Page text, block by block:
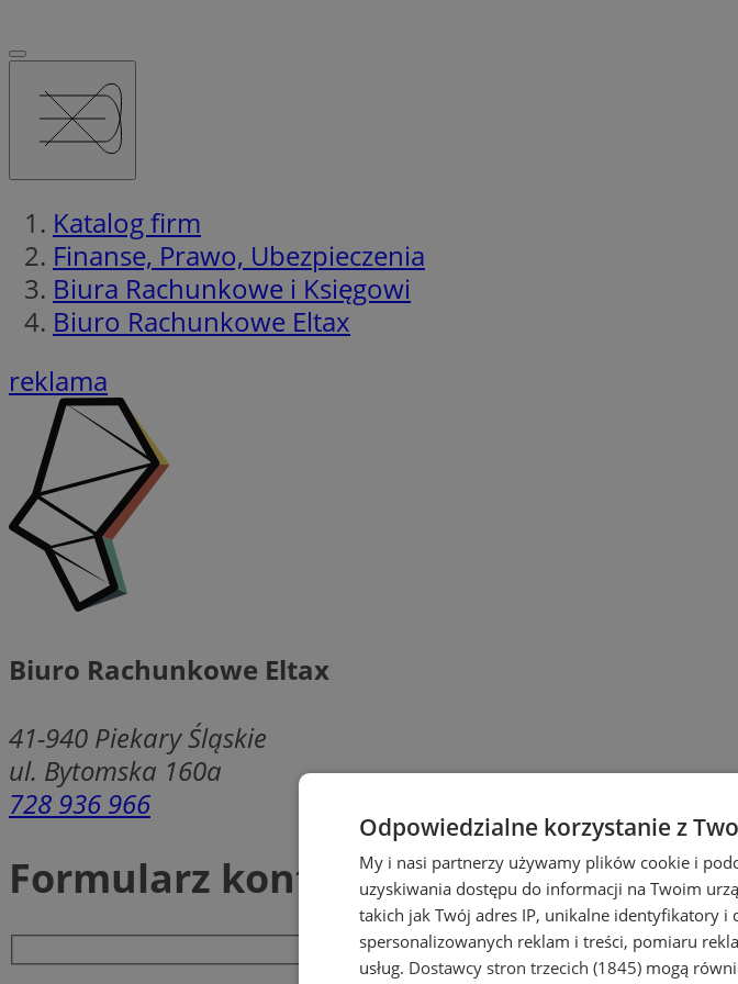
Katalog firm
Finanse, Prawo, Ubezpieczenia
Biura Rachunkowe i Księgowi
Biuro Rachunkowe Eltax
reklama
Biuro Rachunkowe Eltax
41-940 Piekary Śląskie
ul. Bytomska 160a
728 936 966
Formularz kontaktowy
Odpowiedzialne korzystanie z
My i nasi partnerzy używamy plików cookie i
uzyskiwania dostępu do informacji na Twoim
takich jak Twój adres IP, unikalne identyfikatory i
spersonalizowanych reklam i treści, pomiaru
usług. Dostawcy stron trzecich (1845) mogą